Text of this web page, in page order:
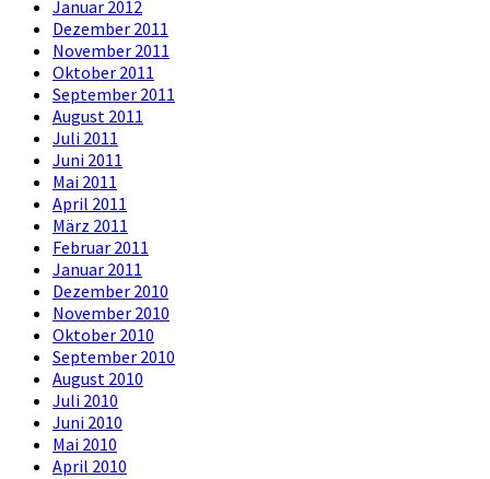
Januar 2012
Dezember 2011
November 2011
Oktober 2011
September 2011
August 2011
Juli 2011
Juni 2011
Mai 2011
April 2011
März 2011
Februar 2011
Januar 2011
Dezember 2010
November 2010
Oktober 2010
September 2010
August 2010
Juli 2010
Juni 2010
Mai 2010
April 2010